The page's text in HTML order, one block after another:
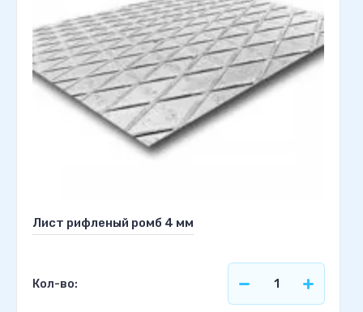
Лист рифленый ромб 4 мм
Кол-во: